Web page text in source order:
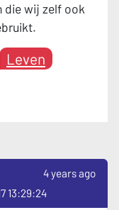
die wij zelf ook
Leven
4 years ago
13:29:24